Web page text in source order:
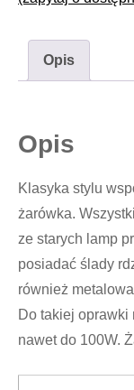
Opis
Opis
Klasyka stylu
żarówka.
ze starych lamp
posiadać ślady
również
Do takiej oprawki
nawet do 100W.